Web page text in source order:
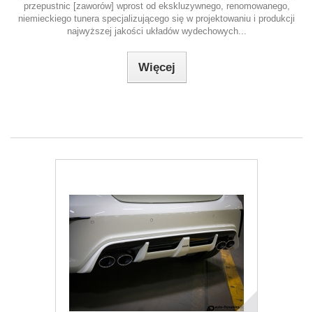
przepustnic [zaworów] wprost od ekskluzywnego, renomowanego,
niemieckiego tunera specjalizującego się w projektowaniu i produkcji
najwyższej jakości układów wydechowych...
Więcej